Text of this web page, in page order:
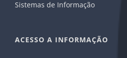
Sistemas de Informação
ACESSO A INFORMAÇÃO